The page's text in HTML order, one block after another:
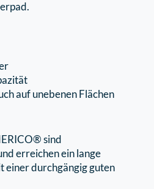
auf unebenen Flächen
sind
erreichen ein lange
einer durchgängig guten